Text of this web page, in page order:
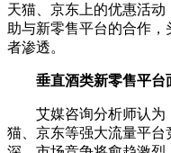
天猫、京东上的优惠活
助与新零售平台的合作
者渗透。
垂直酒类新零售平台
艾媒咨询分析师认为
猫、京东等强大流量平